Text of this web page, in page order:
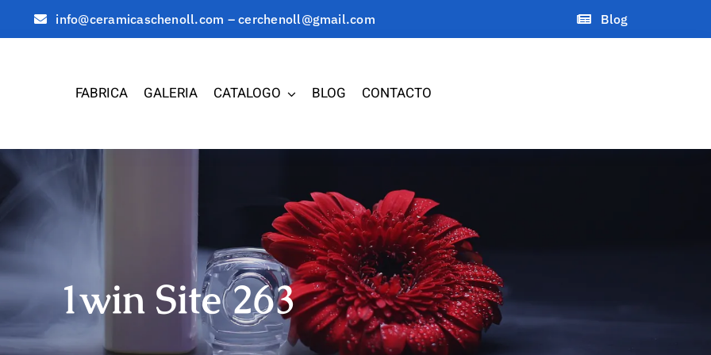
info@ceramicaschenoll.com – cerchenoll@gmail.com Blog
FABRICA GALERIA CATALOGO BLOG CONTACTO
1win Site 263